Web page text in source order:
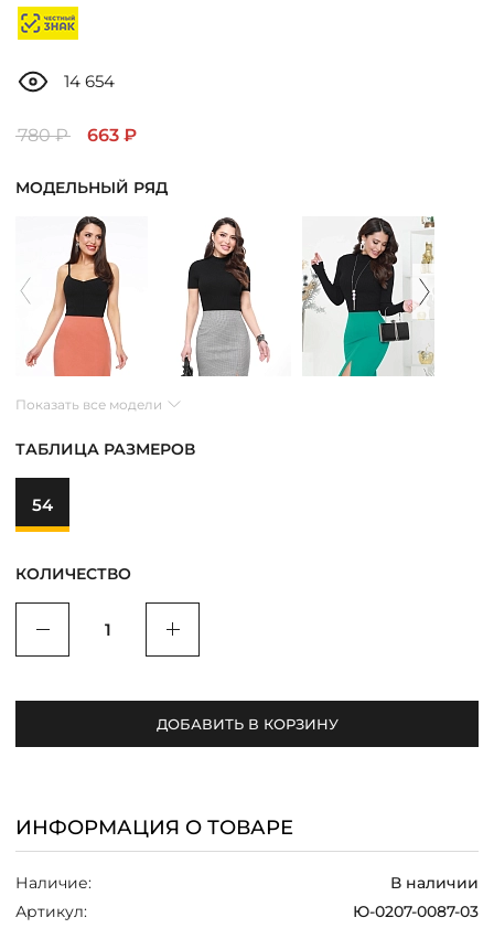
МОСКВА
+7 (800) 511-35-10
MANAGER@DSTREND.RU
ЗАКАЗАТЬ ЗВОНОК
14 654
780 ₽ 663 ₽
МОДЕЛЬНЫЙ РЯД
Показать все модели
ТАБЛИЦА РАЗМЕРОВ
54
КОЛИЧЕСТВО
Уменьшить Увеличить
ДОБАВИТЬ В КОРЗИНУ
ИНФОРМАЦИЯ О ТОВАРЕ
Наличие:
В наличии
Артикул:
Ю-0207-0087-03